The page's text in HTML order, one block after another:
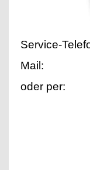
Service-
Mail:
oder per: